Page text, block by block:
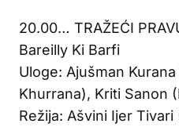
20.00… TRAŽEĆI
Bareilly Ki Barfi
Uloge: Ajušman
Khurrana), Kriti Sanon
Režija: Ašvini Ijer